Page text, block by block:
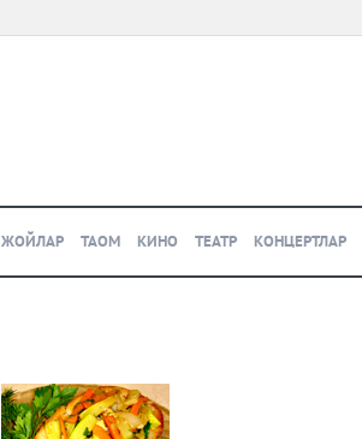
ЖОЙЛАР ТАОМ КИНО ТЕАТР КОНЦЕРТЛАР